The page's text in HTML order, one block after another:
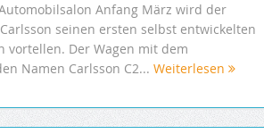
Anfang März wird der
seinen ersten selbst entwickelten
vortellen. Der Wagen mit dem
Namen Carlsson C2... Weiterlesen